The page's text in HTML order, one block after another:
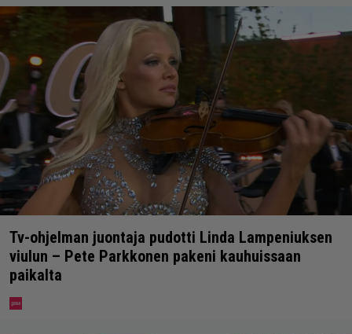
Tv-ohjelman juontaja pudotti Linda Lampeniuksen
viulun – Pete Parkkonen pakeni kauhuissaan
paikalta